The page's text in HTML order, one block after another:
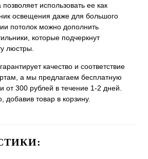
использовать ее как
освещения даже для большого
потолок можно дополнить
которые подчеркнут
люстры.
качество и соответствие
а мы предлагаем бесплатную
от 300 рублей в течение 1-2 дней.
добавив товар в корзину.